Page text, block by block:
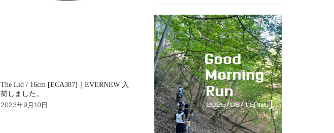
The Lid / 16cm [ECA387]｜EVERNEW 入
荷しました。
2023年9月10日